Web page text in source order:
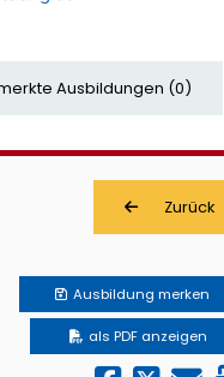
Ausbildungen (0)
Zurück
Ausbildung merken
als PDF anzeigen